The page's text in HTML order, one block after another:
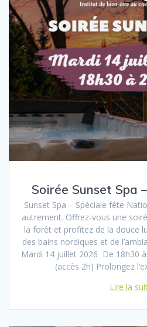
Soirée Sunset Spa
Sunset Spa – Spéciale fête
autrement. Offrez-vous une
la forêt et profitez de la douce
des bains nordiques et de
Mardi 14 juillet 2026 De 18h30
(accès 2h) Prolongez
Lire la